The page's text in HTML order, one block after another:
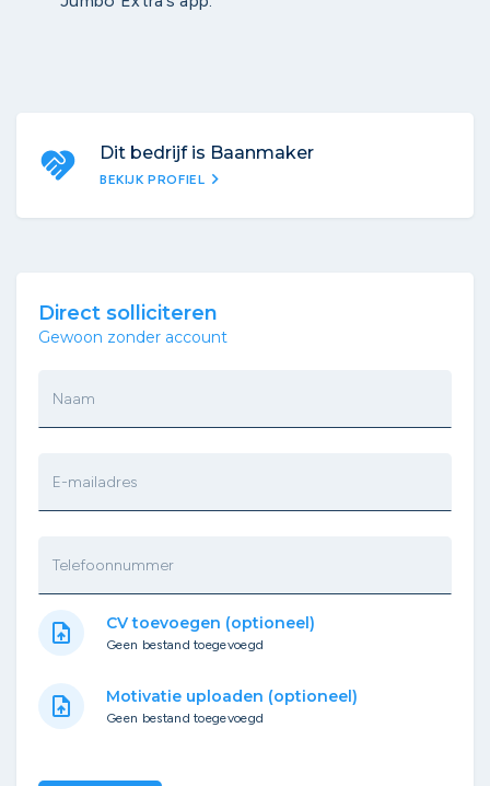
Dit bedrijf is Baanmaker
BEKIJK PROFIEL chevron_right
Direct solliciteren
Gewoon zonder account
Naam
E-mailadres
Telefoonnummer
upload_file CV toevoegen (optioneel)
Geen bestand toegevoegd
upload_file Motivatie uploaden (optioneel)
Geen bestand toegevoegd